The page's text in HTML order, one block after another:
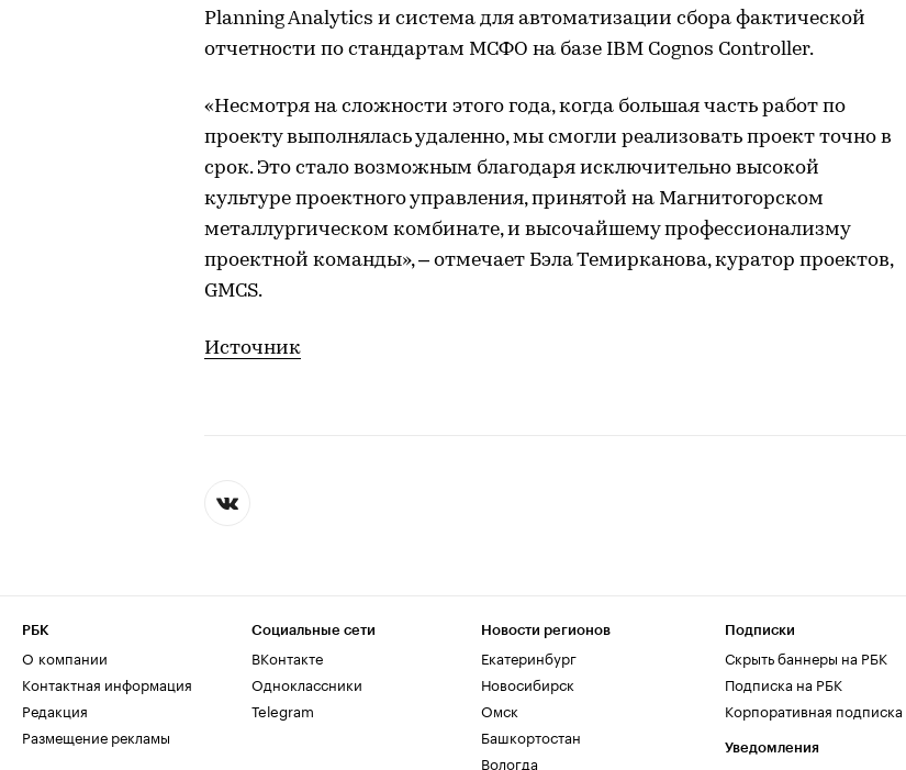
Planning Analytics и система для автоматизации сбора фактической
отчетности по стандартам МСФО на базе IBM Cognos Controller.
«Несмотря на сложности этого года, когда большая часть работ по
проекту выполнялась удаленно, мы смогли реализовать проект точно в
срок. Это стало возможным благодаря исключительно высокой
культуре проектного управления, принятой на Магнитогорском
металлургическом комбинате, и высочайшему профессионализму
проектной команды», – отмечает Бэла Темирканова, куратор проектов,
GMCS.
Источник
РБК
О компании
Контактная информация
Редакция
Размещение рекламы
Социальные сети
ВКонтакте
Одноклассники
Telegram
Новости регионов
Екатеринбург
Новосибирск
Омск
Башкортостан
Вологда
Подписки
Скрыть баннеры на РБК
Подписка на РБК
Корпоративная подписка
Уведомления